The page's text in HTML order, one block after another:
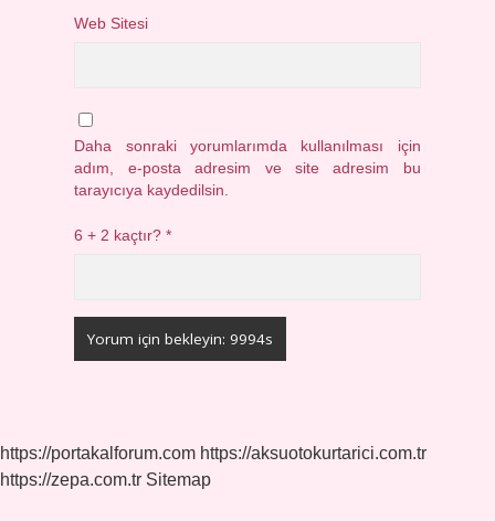
Web Sitesi
Daha sonraki yorumlarımda kullanılması için
adım, e-posta adresim ve site adresim bu
tarayıcıya kaydedilsin.
6 + 2 kaçtır?*
https://portakalforum.com https://aksuotokurtarici.com.tr
https://zepa.com.tr Sitemap